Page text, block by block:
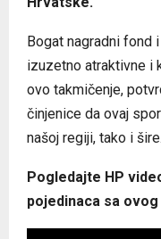
Bogat nagradni fond
izuzetno atraktivne i
ovo takmičenje,
činjenice da ovaj
našoj regiji, tako i šire.
Pogledajte HP
pojedinaca sa